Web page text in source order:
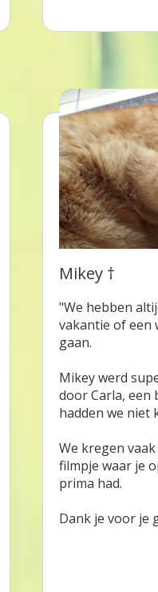
Mikey †
"We hebben
vakantie of een
gaan.
Mikey werd
door Carla, een
hadden we niet
We kregen
filmpje waar je
prima had.
Dank je voor je